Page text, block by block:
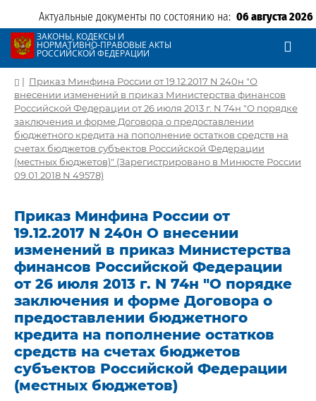
Актуальные документы по состоянию на: 06 августа 2026
ЗАКОНЫ, КОДЕКСЫ И
НОРМАТИВНО-ПРАВОВЫЕ АКТЫ
РОССИЙСКОЙ ФЕДЕРАЦИИ
| Приказ Минфина России от 19.12.2017 N 240н "О
внесении изменений в приказ Министерства финансов
Российской Федерации от 26 июля 2013 г. N 74н "О порядке
заключения и форме Договора о предоставлении
бюджетного кредита на пополнение остатков средств на
счетах бюджетов субъектов Российской Федерации
(местных бюджетов)" (Зарегистрировано в Минюсте России
09.01.2018 N 49578)
Приказ Минфина России от
19.12.2017 N 240н О внесении
изменений в приказ Министерства
финансов Российской Федерации
от 26 июля 2013 г. N 74н "О порядке
заключения и форме Договора о
предоставлении бюджетного
кредита на пополнение остатков
средств на счетах бюджетов
субъектов Российской Федерации
(местных бюджетов)